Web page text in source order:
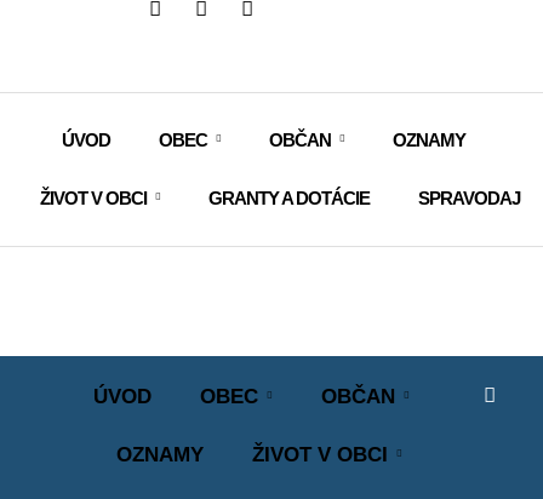
ÚVOD OBEC OBČAN OZNAMY
ŽIVOT V OBCI GRANTY A DOTÁCIE SPRAVODAJ
ÚVOD OBEC OBČAN
OZNAMY ŽIVOT V OBCI